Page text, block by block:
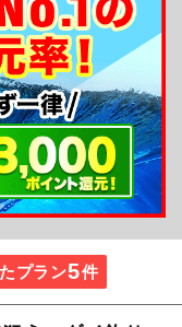
て下さい、丁寧
プラン5件